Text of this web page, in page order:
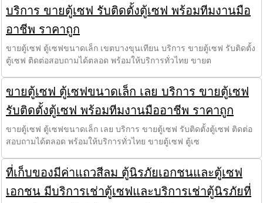
บริการ ขายตู้เซฟ รับติดตั้งตู้เซฟ พร้อมทีมงานมือ
อาชีพ ราคาถูก
ขายตู้เซฟ ตู้เซฟขนาดเล็ก เขตบางขุนเทียน บริการ ขายตู้เซฟ รับติดตั้ง
ตู้เซฟ ติดต่อสอบถามได้ตลอด พร้อมให้บริการทั่วไทย ขายต
ขายตู้เซฟ ตู้เซฟขนาดเล็ก เลย บริการ ขายตู้เซฟ
รับติดตั้งตู้เซฟ พร้อมทีมงานมืออาชีพ ราคาถูก
ขายตู้เซฟ ตู้เซฟขนาดเล็ก เลย บริการ ขายตู้เซฟ รับติดตั้งตู้เซฟ ติดต่อ
สอบถามได้ตลอด พร้อมให้บริการทั่วไทย ขายตู้เซฟ ตู้เซ
ที่เก็บของมีค่าแถวสีลม ตู้นิรภัยเอกชนและตู้เซฟ
เอกชน มีบริการเช่าตู้เซฟและบริการเช่าตู้นิรภัยที่